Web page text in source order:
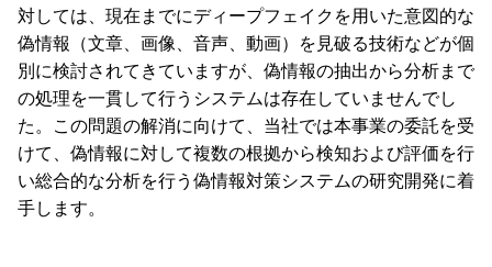
対しては、現在までにディープフェイクを用いた意図的な
偽情報（文章、画像、音声、動画）を見破る技術などが個
別に検討されてきていますが、偽情報の抽出から分析まで
の処理を一貫して行うシステムは存在していませんでし
た。この問題の解消に向けて、当社では本事業の委託を受
けて、偽情報に対して複数の根拠から検知および評価を行
い総合的な分析を行う偽情報対策システムの研究開発に着
手します。